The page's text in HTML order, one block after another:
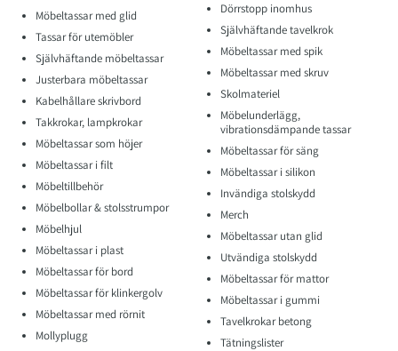
Möbeltassar med glid
Tassar för utemöbler
Självhäftande möbeltassar
Justerbara möbeltassar
Kabelhållare skrivbord
Takkrokar, lampkrokar
Möbeltassar som höjer
Möbeltassar i filt
Möbeltillbehör
Möbelbollar & stolsstrumpor
Möbelhjul
Möbeltassar i plast
Möbeltassar för bord
Möbeltassar för klinkergolv
Möbeltassar med rörnit
Mollyplugg
Dörrstopp inomhus
Självhäftande tavelkrok
Möbeltassar med spik
Möbeltassar med skruv
Skolmateriel
Möbelunderlägg,
vibrationsdämpande tassar
Möbeltassar för säng
Möbeltassar i silikon
Invändiga stolskydd
Merch
Möbeltassar utan glid
Utvändiga stolskydd
Möbeltassar för mattor
Möbeltassar i gummi
Tavelkrokar betong
Tätningslister